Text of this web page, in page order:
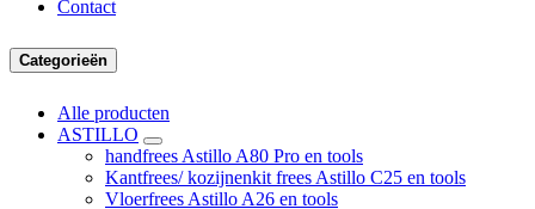
Contact
Categorieën
Alle producten
ASTILLO
handfrees Astillo A80 Pro en tools
Kantfrees/ kozijnenkit frees Astillo C25 en tools
Vloerfrees Astillo A26 en tools